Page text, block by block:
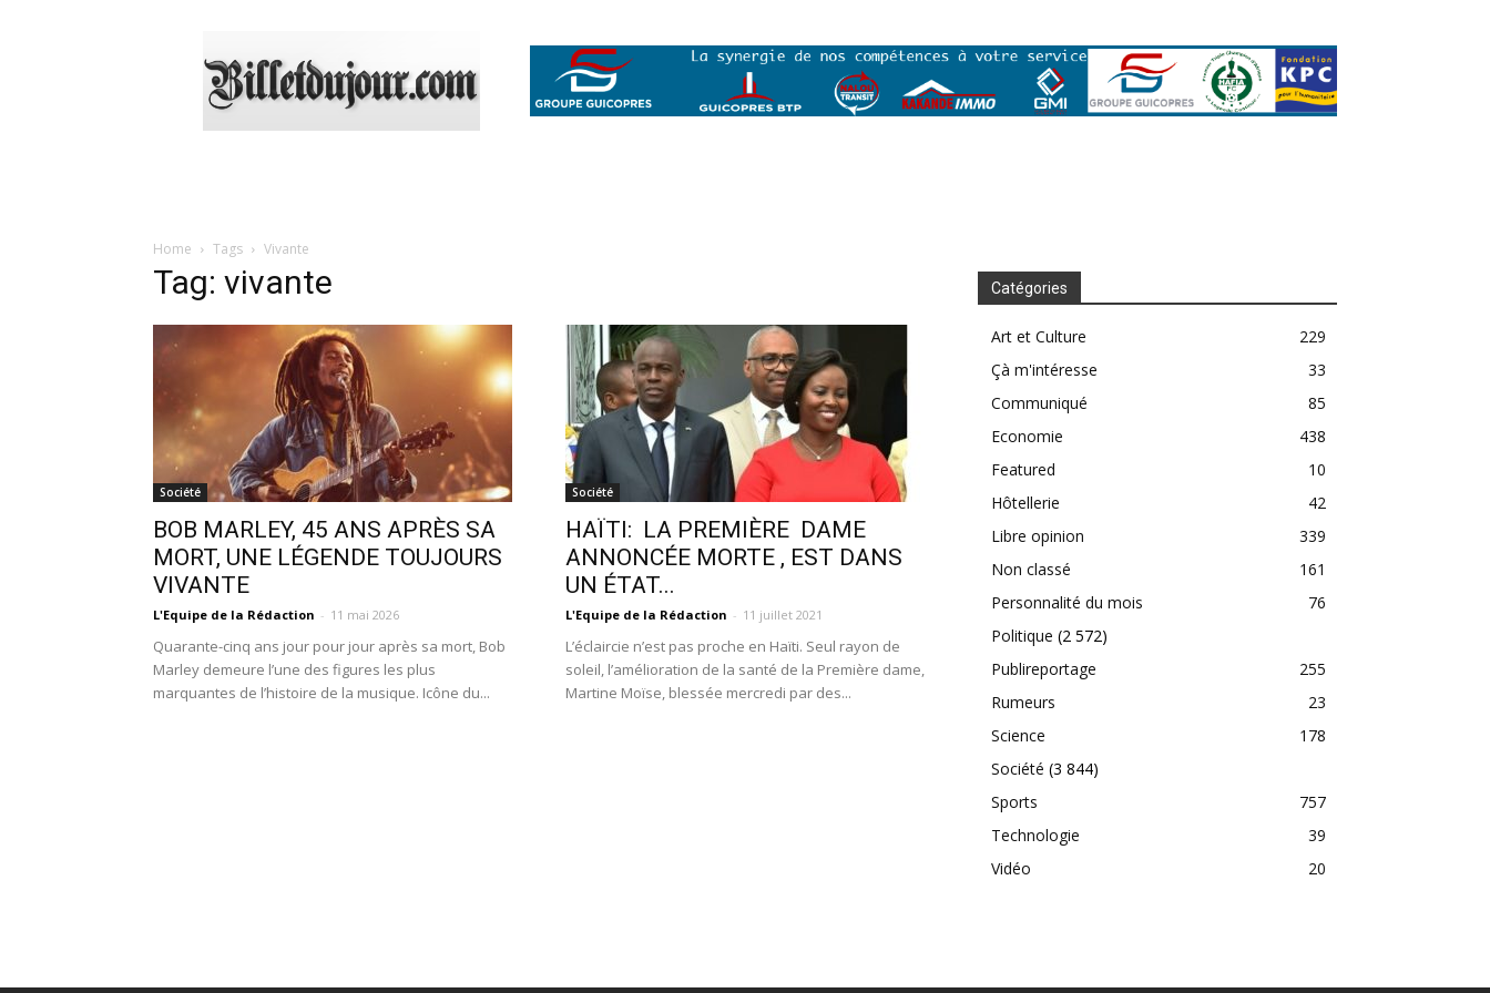
Home Tags Vivante
Tag: vivante
Société
BOB MARLEY, 45 ANS APRÈS SA
MORT, UNE LÉGENDE TOUJOURS
VIVANTE
L'Equipe de la Rédaction - 11 mai 2026
Quarante-cinq ans jour pour jour après sa mort, Bob
Marley demeure l’une des figures les plus
marquantes de l’histoire de la musique. Icône du...
Société
HAÏTI: LA PREMIÈRE DAME
ANNONCÉE MORTE , EST DANS
UN ÉTAT...
L'Equipe de la Rédaction - 11 juillet 2021
L’éclaircie n’est pas proche en Haïti. Seul rayon de
soleil, l’amélioration de la santé de la Première dame,
Martine Moïse, blessée mercredi par des...
Catégories
Art et Culture
229
Çà m'intéresse
33
Communiqué
85
Economie
438
Featured
10
Hôtellerie
42
Libre opinion
339
Non classé
161
Personnalité du mois
76
Politique (2 572)
Publireportage
255
Rumeurs
23
Science
178
Société (3 844)
Sports
757
Technologie
39
Vidéo
20